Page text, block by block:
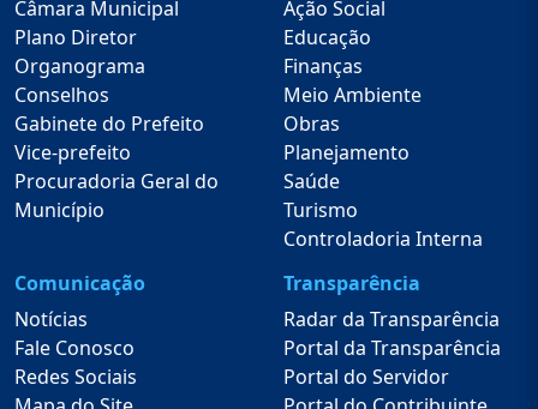
de gêneros alimentícios de primeira
necessidade;XVIII - Patrocinar eventos e atividades
de orientação e defesa do consumidor e
produtos;XIX - Promover a articulação com
diferentes órgãos, tanto no âmbito governamental
como na iniciativa privada, visando o
aproveitamento de incentivos e recursos à
agricultura, pecuária e abastecimento do
Município;XX - Adotar medidas de incentivo e
manutenção a produção agrícola e pecuária do
Município;XXI - Exercer outras atividades correlatas
compatíveis com as previstas no cargo e/ou
conforme necessidades da Prefeitura.Secretario:
EURIVAL CARLOS DO NASCIMENTO FILHO E-mail:
Câmara Municipal
Plano Diretor
Organograma
Conselhos
Gabinete do Prefeito
Vice-prefeito
Procuradoria Geral do
Município
Ação Social
Educação
Finanças
Meio Ambiente
Obras
Planejamento
Saúde
Turismo
Controladoria Interna
Comunicação
Notícias
Fale Conosco
Redes Sociais
Transparência
Radar da Transparência
Portal da Transparência
Portal do Servidor